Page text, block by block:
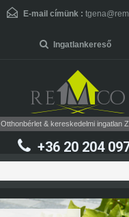
E-mail címünk :
Ingatlankereső
Otthonbérlet & kereskedelmi ingatlan
+36 20 204